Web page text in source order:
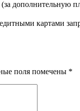
дополнительную
картами
поля помечены *